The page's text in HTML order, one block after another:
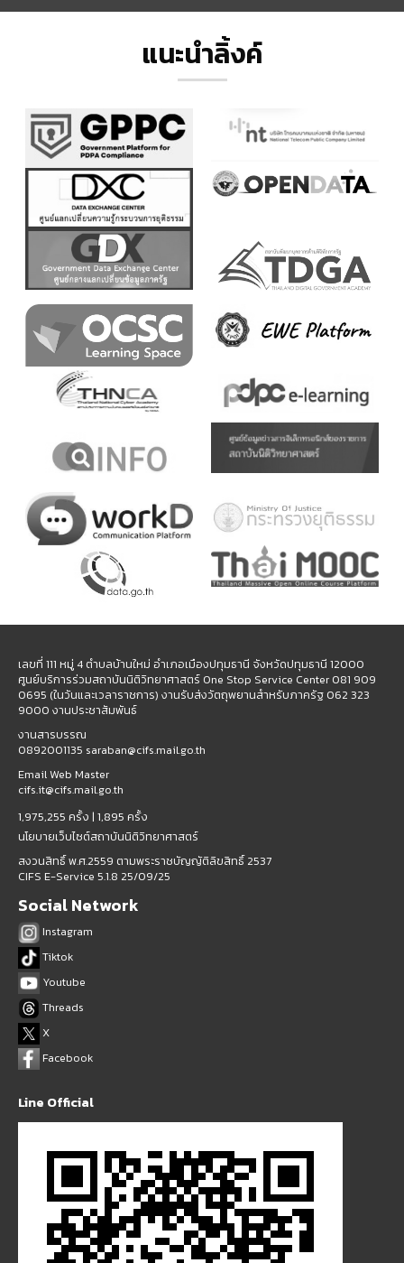
แนะนำลิ้งค์
เลขที่ 111 หมู่ 4 ตำบลบ้านใหม่ อำเภอเมืองปทุมธานี จังหวัดปทุมธานี 12000
ศูนย์บริการร่วมสถาบันนิติวิทยาศาสตร์ One Stop Service Center 081 909
0695 (ในวันและเวลาราชการ) งานรับส่งวัตถุพยานสำหรับภาครัฐ 062 323
9000 งานประชาสัมพันธ์
งานสารบรรณ
0892001135 saraban@cifs.mail.go.th
Email Web Master
cifs.it@cifs.mail.go.th
1,975,255 ครั้ง | 1,895 ครั้ง
นโยบายเว็บไซต์สถาบันนิติวิทยาศาสตร์
สงวนสิทธิ์ พ.ศ.2559 ตามพระราชบัญญัติลิขสิทธิ์ 2537
CIFS E-Service 5.1.8 25/09/25
Social Network
Instagram
Tiktok
Youtube
Threads
X
Facebook
Line Official